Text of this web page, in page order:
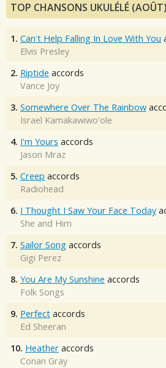
TOP CHANSONS UKULÉLÉ (AOÛT)
1. Can't Help Falling In Love With You
Elvis Presley
2. Riptide accords
Vance Joy
3. Somewhere Over The Rainbow
Israel Kamakawiwo'ole
4. I'm Yours accords
Jason Mraz
5. Creep accords
Radiohead
6. I Thought I Saw Your Face Today
She and Him
7. Sailor Song accords
Gigi Perez
8. You Are My Sunshine accords
Folk Songs
9. Perfect accords
Ed Sheeran
10. Heather accords
Conan Gray